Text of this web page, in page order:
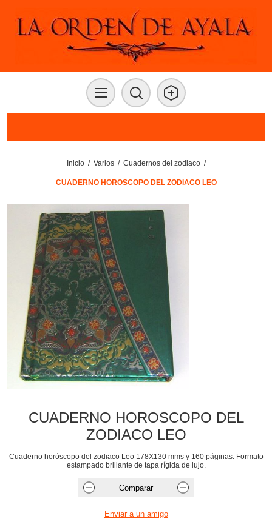
Inicio / Varios / Cuadernos del zodiaco /
CUADERNO HOROSCOPO DEL ZODIACO LEO
CUADERNO HOROSCOPO DEL
ZODIACO LEO
Cuaderno horóscopo del zodiaco Leo 178X130 mms y 160 páginas. Formato
estampado brillante de tapa rígida de lujo.